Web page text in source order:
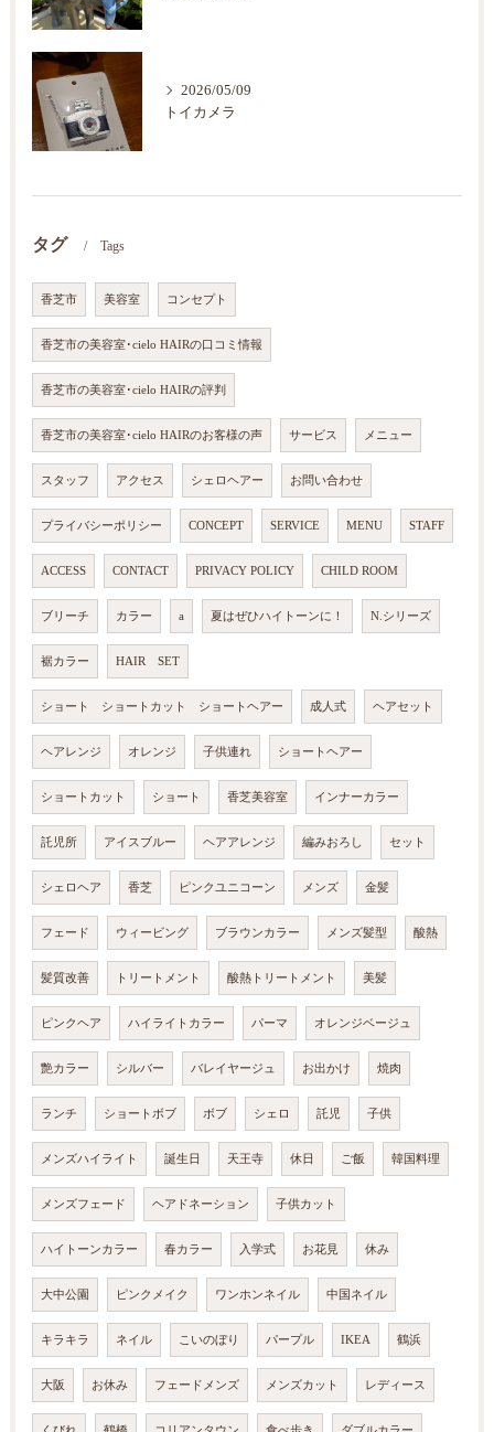
2026/05/09
トイカメラ
タグ Tags
香芝市 美容室 コンセプト
香芝市の美容室･cielo HAIRの口コミ情報
香芝市の美容室･cielo HAIRの評判
香芝市の美容室･cielo HAIRのお客様の声 サービス メニュー
スタッフ アクセス シェロヘアー お問い合わせ
プライバシーポリシー CONCEPT SERVICE MENU STAFF
ACCESS CONTACT PRIVACY POLICY CHILD ROOM
ブリーチ カラー a 夏はぜひハイトーンに！ N.シリーズ
裾カラー HAIR SET
ショート ショートカット ショートヘアー 成人式 ヘアセット
ヘアレンジ オレンジ 子供連れ ショートヘアー
ショートカット ショート 香芝美容室 インナーカラー
託児所 アイスブルー ヘアアレンジ 編みおろし セット
シェロヘア 香芝 ピンクユニコーン メンズ 金髪
フェード ウィービング ブラウンカラー メンズ髪型 酸熱
髪質改善 トリートメント 酸熱トリートメント 美髪
ピンクヘア ハイライトカラー パーマ オレンジベージュ
艶カラー シルバー バレイヤージュ お出かけ 焼肉
ランチ ショートボブ ボブ シェロ 託児 子供
メンズハイライト 誕生日 天王寺 休日 ご飯 韓国料理
メンズフェード ヘアドネーション 子供カット
ハイトーンカラー 春カラー 入学式 お花見 休み
大中公園 ピンクメイク ワンホンネイル 中国ネイル
キラキラ ネイル こいのぼり パープル IKEA 鶴浜
大阪 お休み フェードメンズ メンズカット レディース